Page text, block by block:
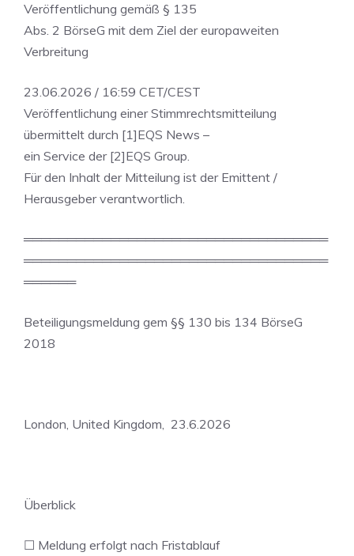
Veröffentlichung gemäß § 135
Abs. 2 BörseG mit dem Ziel der europaweiten
Verbreitung
23.06.2026 / 16:59 CET/CEST
Veröffentlichung einer Stimmrechtsmitteilung
übermittelt durch [1]EQS News –
ein Service der [2]EQS Group.
Für den Inhalt der Mitteilung ist der Emittent /
Herausgeber verantwortlich.
═══════════════════════════════════
═══════════════════════════════════
══════
Beteiligungsmeldung gem §§ 130 bis 134 BörseG
2018
London, United Kingdom, 23.6.2026
Überblick
☐ Meldung erfolgt nach Fristablauf